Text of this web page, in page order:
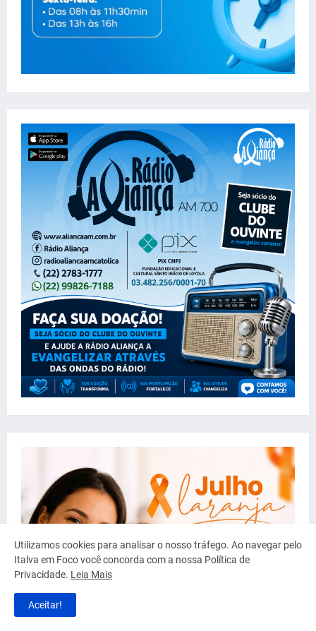
Utilizamos cookies para analisar o nosso tráfego. Ao navegar pelo
Italva em Foco você concorda com a nossa Política de
Privacidade. Leia Mais
Aceitar!